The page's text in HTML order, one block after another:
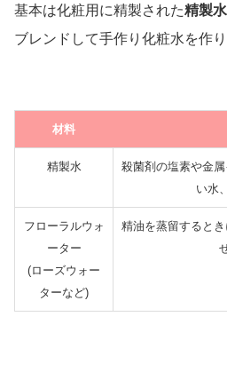
基本は化粧用に精製された精製水
ブレンドして手作り化粧水を作り
材料
精製水
殺菌剤の塩素や金
い水
フローラルウォ
ーター
(ローズウォー
ターなど)
精油を蒸留すると